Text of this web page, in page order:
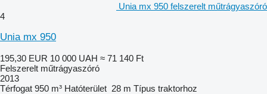
Unia mx 950 felszerelt műtrágyaszóró
4
Unia mx 950
195,30 EUR 10 000 UAH ≈ 71 140 Ft
Felszerelt műtrágyaszóró
2013
Térfogat 950 m³ Hatóterület 28 m Típus traktorhoz